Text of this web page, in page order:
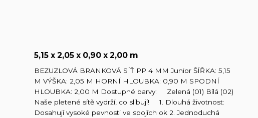
5,15 x 2,05 x 0,90 x 2,00 m
BEZUZLOVÁ BRANKOVÁ SÍŤ PP 4 MM Junior ŠÍŘKA: 5,15
M VÝŠKA: 2,05 M HORNÍ HLOUBKA: 0,90 M SPODNÍ
HLOUBKA: 2,00 M Dostupné barvy: Zelená (01) Bílá (02)
Naše pletené sítě vydrží, co slibují! 1. Dlouhá životnost:
Dosahují vysoké pevnosti ve spojích ok 2. Jednoduchá